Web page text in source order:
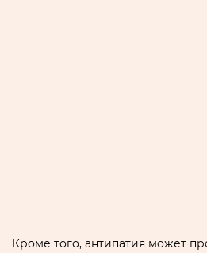
Кроме того, антипатия может